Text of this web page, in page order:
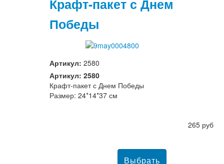
Крафт-пакет с Днем
Победы
Артикул: 2580
Артикул: 2580
Крафт-пакет с Днем Победы
Размер: 24*14*37 см
265 руб